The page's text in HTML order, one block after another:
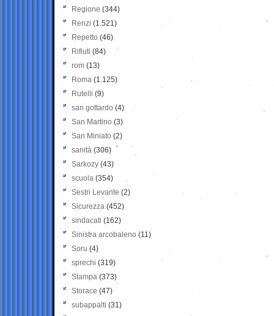
Regione (344)
Renzi (1.521)
Repetto (46)
Rifiuti (84)
rom (13)
Roma (1.125)
Rutelli (9)
san gottardo (4)
San Martino (3)
San Miniato (2)
sanità (306)
Sarkozy (43)
scuola (354)
Sestri Levante (2)
Sicurezza (452)
sindacati (162)
Sinistra arcobaleno (11)
Soru (4)
sprechi (319)
Stampa (373)
Storace (47)
subappalti (31)